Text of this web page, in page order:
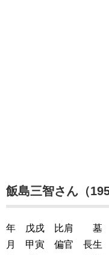
飯島三智さん（
年 戊戌 比肩 墓
月 甲寅 偏官 長生